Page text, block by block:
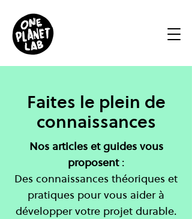
Faites le plein de
connaissances
Nos articles et guides vous
proposent:
Des connaissances théoriques et
pratiques pour vous aider à
développer votre projet durable.